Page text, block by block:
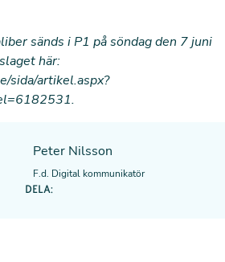
sänds i P1 på söndag den 7 juni
här:
sida/artikel.aspx?
.
Peter Nilsson
F.d. Digital kommunikatör
DELA: